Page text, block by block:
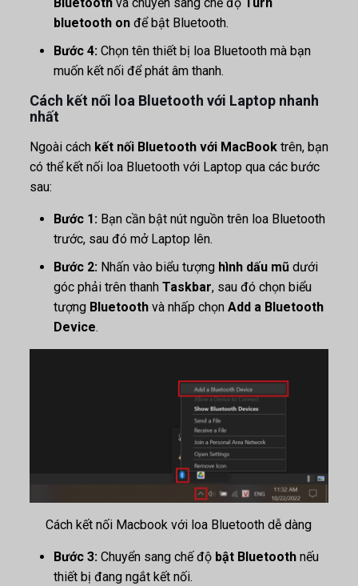
bluetooth onđể bật Bluetooth.
Bước 4: Chọn tên thiết bị loa Bluetooth mà bạn
muốn kết nối để phát âm thanh.
Cách kết nối loa Bluetooth với Laptop nhanh
nhất
Ngoài cách kết nối Bluetooth với MacBooktrên, bạn
có thể kết nối loa Bluetooth với Laptop qua các bước
sau:
Bước 1: Bạn cần bật nút nguồn trên loa Bluetooth
trước, sau đó mở Laptop lên.
Bước 2: Nhấn vào biểu tượng hình dấu mũdưới
góc phải trên thanh Taskbar, sau đó chọn biểu
tượng Bluetoothvà nhấp chọn Add a Bluetooth
Device.
Cách kết nối Macbook với loa Bluetooth dễ dàng
Bước 3: Chuyển sang chế độ bật Bluetoothnếu
thiết bị đang ngắt kết nối.